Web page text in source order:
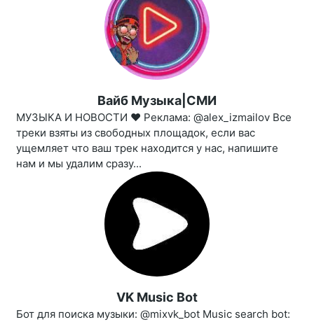
Вайб Музыка|СМИ
МУЗЫКА И НОВОСТИ ❤️‍ Реклама: @alex_izmailov Все
треки взяты из свободных площадок, если вас
ущемляет что ваш трек находится у нас, напишите
нам и мы удалим сразу...
VK Music Bot
Бот для поиска музыки: @mixvk_bot Music search bot: